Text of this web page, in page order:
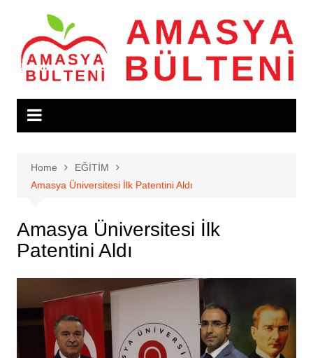
content
Home
EĞİTİM
Amasya Üniversitesi İlk Patentini Aldı
Amasya Üniversitesi İlk
Patentini Aldı